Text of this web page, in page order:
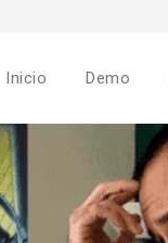
Inicio Demo